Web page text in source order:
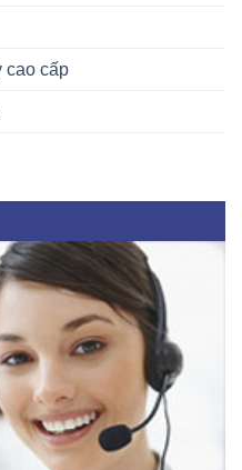
cao cấp